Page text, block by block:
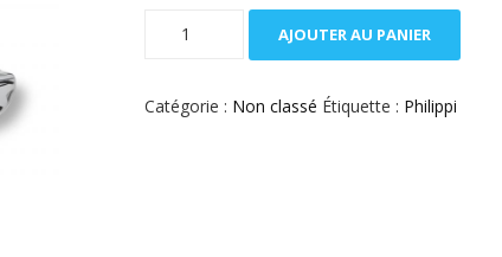
Fruchtschale
AJOUTER AU PANIER
Catégorie : Non classé Étiquette : Philippi